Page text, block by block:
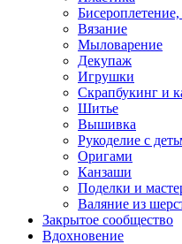
Вязание
Мыловарение
Декупаж
Игрушки
Скрапбукинг и
Шитье
Вышивка
Рукоделие с
Оригами
Канзаши
Поделки и
Валяние из
Закрытое сообщество
Вдохновение